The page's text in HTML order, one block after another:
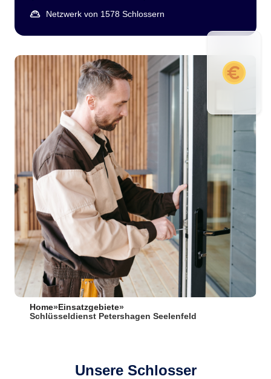
Netzwerk von 1578 Schlossern
Home» Einsatzgebiete»
Schlüsseldienst Petershagen Seelenfeld
Unsere Schlosser